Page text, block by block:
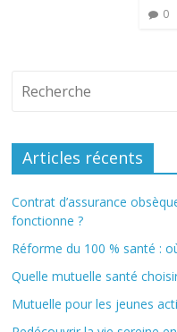
0
Articles récents
Contrat d’assurance
fonctionne ?
Réforme du 100 % santé :
Quelle mutuelle santé
Mutuelle pour les jeunes